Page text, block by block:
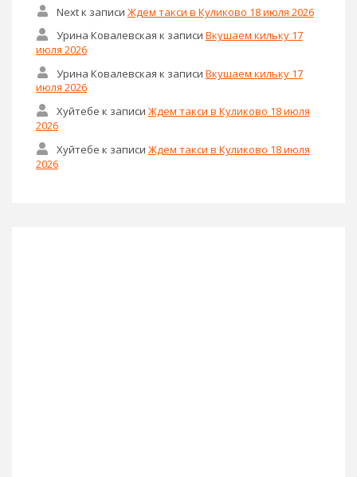
Nextк записи Ждем такси в Куликово 18 июля 2026
Урина Ковалевская к записи Вкушаем кильку 17
июля 2026
Урина Ковалевская к записи Вкушаем кильку 17
июля 2026
Хуйтебе к записи Ждем такси в Куликово 18 июля
2026
Хуйтебе к записи Ждем такси в Куликово 18 июля
2026